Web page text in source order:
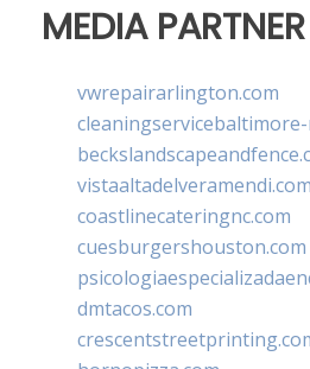
MEDIA
vwrepairarlington.com
cleaningservicebaltimore-
vistaaltadelveramendi.com
coastlinecateringnc.com
cuesburgershouston.com
dmtacos.com